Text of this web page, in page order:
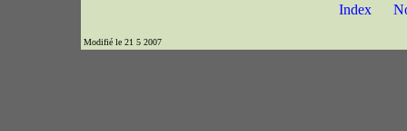
Index
Modifié le 21 5 2007